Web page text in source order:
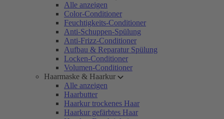
Alle anzeigen
Color-Conditioner
Feuchtigkeits-Conditioner
Anti-Schuppen-Spülung
Anti-Frizz-Conditioner
Aufbau & Reparatur Spülung
Locken-Conditioner
Volumen-Conditioner
Haarmaske & Haarkur
Alle anzeigen
Haarbutter
Haarkur trockenes Haar
Haarkur gefärbtes Haar